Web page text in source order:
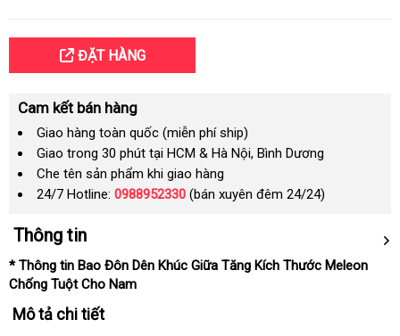
ĐẶT HÀNG
Cam kết bán hàng
Giao hàng toàn quốc (miễn phí ship)
Giao trong 30 phút tại HCM & Hà Nội, Bình Dương
Che tên sản phẩm khi giao hàng
24/7 Hotline: 0988952330 (bán xuyên đêm 24/24)
Thông tin
* Thông tin Bao Đôn Dên Khúc Giữa Tăng Kích Thước Meleon
Chống Tuột Cho Nam
Mô tả chi tiết